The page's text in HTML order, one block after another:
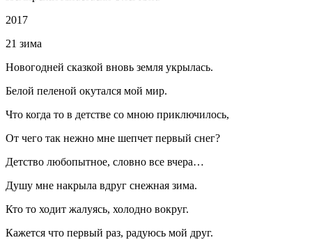
2017
21 зима
Новогодней сказкой вновь земля укрылась.
Белой пеленой окутался мой мир.
Что когда то в детстве со мною приключилось,
От чего так нежно мне шепчет первый снег?
Детство любопытное, словно все вчера…
Душу мне накрыла вдруг снежная зима.
Кто то ходит жалуясь, холодно вокруг.
Кажется что первый раз, радуюсь мой друг.